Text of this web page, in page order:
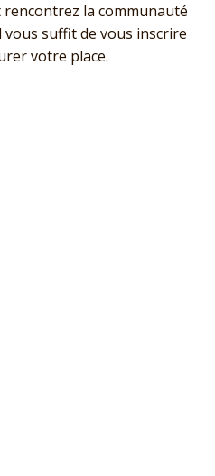
la communauté
suffit de vous inscrire
votre place.